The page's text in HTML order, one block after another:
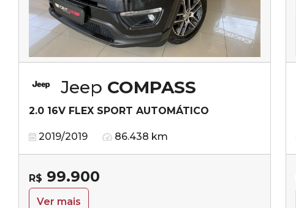
Jeep COMPASS
2.0 16V FLEX SPORT AUTOMÁTICO
2019/2019 86.438 km
R$ 99.900
Ver mais